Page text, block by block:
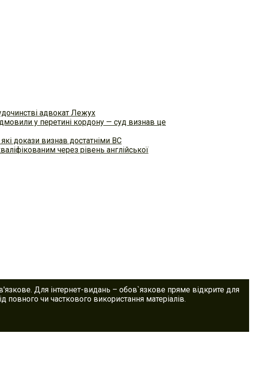
адвокат Лежух
у перетині кордону — суд визнав це
докази визнав достатніми ВС
через рівень англійської
Для інтернет-видань – обов`язкове пряме відкрите для
чи часткового використання матеріалів.